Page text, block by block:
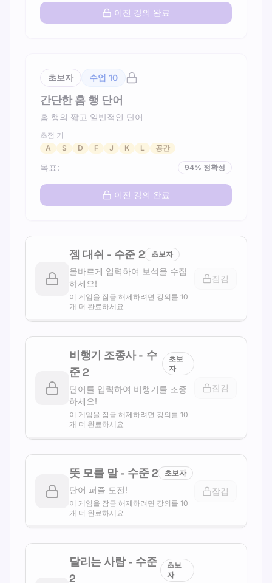
이전 강의 완료
초보자 수업 10
간단한 홈 행 단어
홈 행의 짧고 일반적인 단어
초점 키
A
S D F J K L 공간
목표: 94% 정확성
이전 강의 완료
젬 대쉬 - 수준 2 초보자
올바르게 입력하여 보석을 수집
하세요!
이 게임을 잠금 해제하려면 강의를 10
개 더 완료하세요
잠김
비행기 조종사- 수
준2
초보
자
단어를 입력하여 비행기를 조종
하세요!
이 게임을 잠금 해제하려면 강의를 10
개 더 완료하세요
잠김
뜻 모를 말- 수준 2 초보자
단어 퍼즐 도전!
이 게임을 잠금 해제하려면 강의를 10
개 더 완료하세요
잠김
달리는 사람- 수준
2
초보
자